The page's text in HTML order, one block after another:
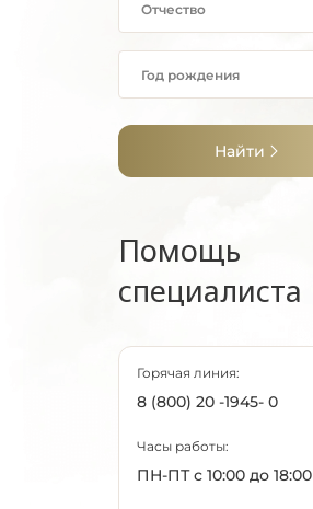
Найти
Помощь
специалиста
Горячая линия:
8 (800) 20 -1945- 0
Часы работы:
ПН-ПТ с 10:00 до 18:00